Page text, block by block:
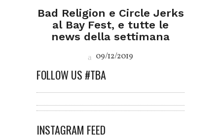
Bad Religion e Circle Jerks
al Bay Fest, e tutte le
news della settimana
09/12/2019
FOLLOW US #TBA
INSTAGRAM FEED